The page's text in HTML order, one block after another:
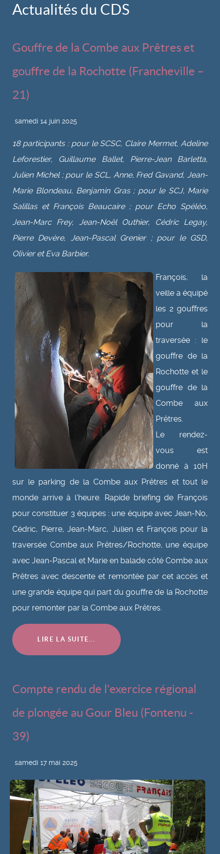
Actualités du CDS
Gouffre de la Combe aux Prêtres et
gouffre de la Rochotte (Francheville –
21)
samedi 14 juin 2025
18 participants : pour le SCSC, Claire Mermet, Adeline
Leforestier, Guillaume Ballet, Pierre-Jean Barletta,
Julien Michel ; pour le SCL, Anne, Fred Gavand, Jean-
Marie Blondeau, Benjamin Gras ; pour le SCJ, Marie
Salillas et François Beaucaire ; pour Echo Spéléo,
Jean-Marc Frey, Jean-Noël Outhier, Cédric Legay,
Pierre Devère, Jean-Pascal Grenier ; pour le GSD,
Olivier et Eva Barbier.
François, la
veille a équipé
les 2 gouffres
pour la
traversée : le
gouffre de la
Rochotte et le
gouffre de la
Combe aux
Prêtres.
Le rendez-
vous est
donné à 10H
sur le parking de la Combe aux Prêtres et tout le
monde arrive à l’heure. Rapide briefing de François
pour constituer 3 équipes : une équipe avec Jean-No,
Cédric, Pierre, Jean-Marc, Julien et François pour la
traversée Combe aux Prêtres/Rochotte, une équipe
avec Jean-Pascal et Marie en balade côté Combe aux
Prêtres avec descente et remontée par cet accès et
une grande équipe qui part du gouffre de la Rochotte
pour remonter par la Combe aux Prêtres.
LIRE LA SUITE...
Compte rendu de l'exercice régional
de plongée au Gour Bleu (Fontenu -
39)
samedi 17 mai 2025